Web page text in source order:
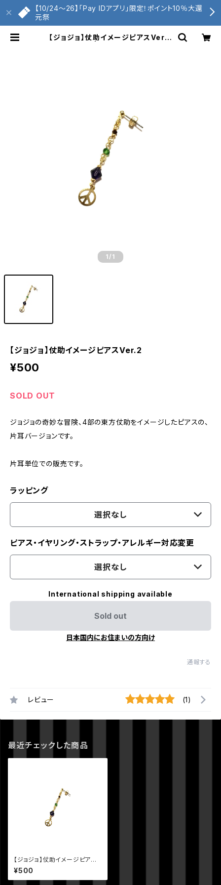
【10/24〜26】「Pay IDアプリ」限定！ポイント10％大還
元祭
【ジョジョ】仗助イメージピアスVer.2
1 /1
【ジョジョ】仗助イメージピアスVer.2
¥500
SOLD OUT
ジョジョの奇妙な冒険、4部の東方仗助をイメージしたピアスの、
片耳バージョンです。
片耳単位での販売です。
ラッピング
選択なし
ピアス・イヤリング・ストラップ・アレルギー対応変更
選択なし
International shipping available
Sold out
日本国内にお住まいの方向け
通報する
レビュー (1)
最近チェックした商品
【ジョジョ】仗助イメージピアスV
er.2
¥500